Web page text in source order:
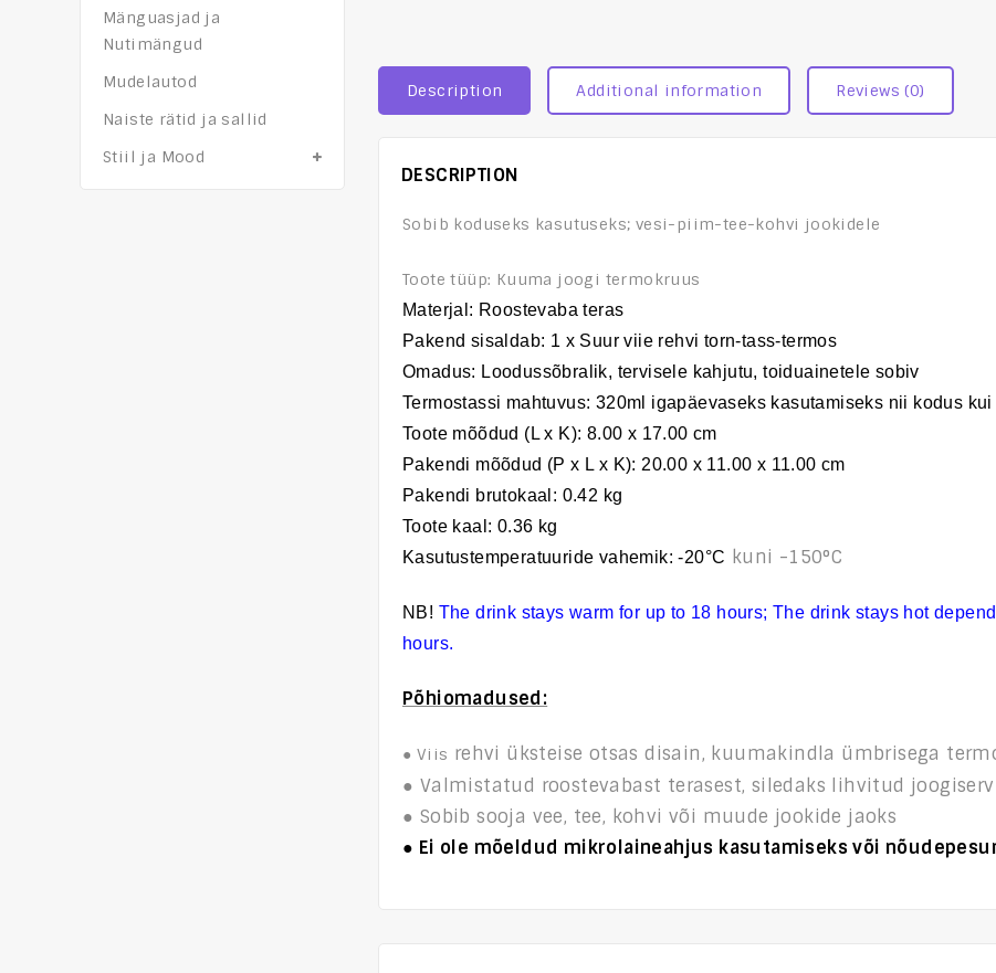
Description Additional information Reviews (0)
DESCRIPTION
Sobib koduseks kasutuseks; vesi-piim-tee-kohvi jookidele
Toote tüüp: Kuuma joogi termokruus
Materjal: Roostevaba teras
Pakend sisaldab: 1 x Suur viie rehvi torn-tass-termos
Omadus: Loodussõbralik, tervisele kahjutu, toiduainetele sobiv
Termostassi mahtuvus: 320ml igapäevaseks kasutamiseks nii kodus kui
Toote mõõdud ( L x K): 8.00 x 17.00 cm
Pakendi mõõdud (P x L x K): 20.00 x 11.00 x 11.00 cm
Pakendi brutokaal : 0.42 kg
Toote kaal : 0.36 kg
Kasutustemperatuuride vahemik: -20°C kuni -150°C
NB! The drink stays warm for up to 18 hours; The drink stays hot
hours.
Põhiomadused:
● Viis rehvi üksteise otsas disain, kuumakindla ümbrisega
● Valmistatud roostevabast terasest, siledaks lihvitud joogiserv
● Sobib sooja vee, tee, kohvi või muude jookide jaoks
● Ei ole mõeldud mikrolaineahjus kasutamiseks või
Mänguasjad ja
Nutimängud
Mudelautod
Naiste rätid ja sallid
Stiil ja Mood